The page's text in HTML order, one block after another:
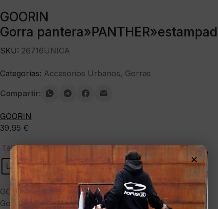
GOORIN
Gorra
39,95 €
Talla : UNICA
UNICA
Limpiar
GOORIN
Gorra pantera»PANTHER»estampado hojas
SKU: 26716UNICA
Categorías: Accesorios Urbanos, Gorras
Compartir:
GOORIN
×